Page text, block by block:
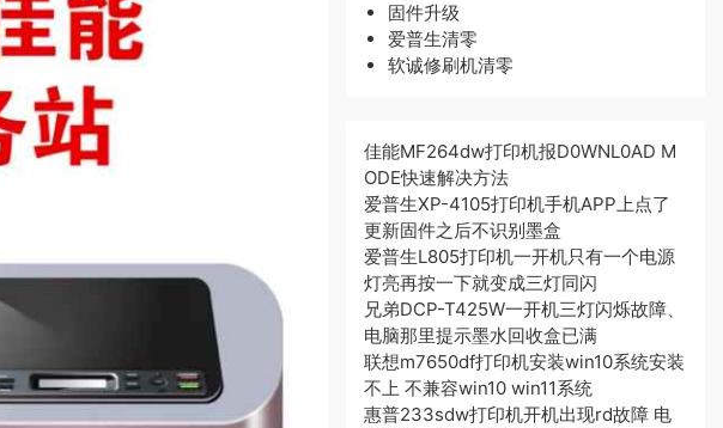
固件升级
爱普生清零
软诚修刷机清零
佳能MF264dw打印机报D0WNL0AD M
ODE快速解决方法
爱普生XP-4105打印机手机APP上点了
更新固件之后不识别墨盒
爱普生L805打印机一开机只有一个电源
灯亮再按一下就变成三灯同闪
兄弟DCP-T425W一开机三灯闪烁故障、
电脑那里提示墨水回收盒已满
联想m7650df打印机安装win10系统安装
不上 不兼容win10 win11系统
惠普233sdw打印机开机出现rd故障 电